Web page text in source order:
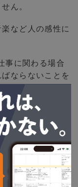
ん。
など人の感性に
事に関わる場合
ならないことを
ケーション
く
します。